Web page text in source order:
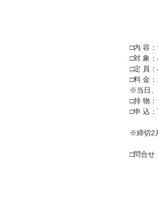
※駐車
それ
☆体育
室内
□内 容
□対 象
□定 員
□料 金
※当日
□持 物
□申 込
※締切2
□問合せ
※お申